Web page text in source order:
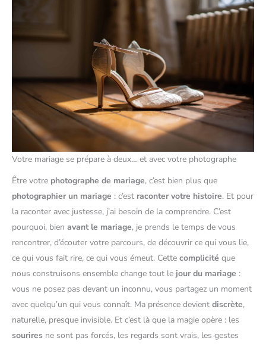
Votre mariage se prépare à deux… et avec votre photographe
Être votre photographe de mariage, c’est bien plus que
photographier un mariage : c’est raconter votre histoire. Et pour
la raconter avec justesse, j’ai besoin de la comprendre. C’est
pourquoi, bien avant le mariage, je prends le temps de vous
rencontrer, d’écouter votre parcours, de découvrir ce qui vous lie,
ce qui vous fait rire, ce qui vous émeut. Cette complicité que
nous construisons ensemble change tout le jour du mariage :
vous ne posez pas devant un inconnu, vous partagez un moment
avec quelqu’un qui vous connaît. Ma présence devient discrète,
naturelle, presque invisible. Et c’est là que la magie opère : les
sourires ne sont pas forcés, les regards sont vrais, les gestes